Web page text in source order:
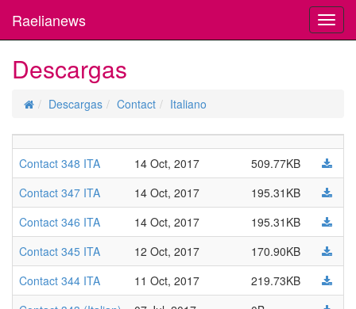
Raelianews
Descargas
Descargas Contact Italiano
Contact 348 ITA 14 Oct, 2017
509.77KB
Contact 347 ITA
14 Oct, 2017
195.31KB
Contact 346 ITA
14 Oct, 2017
195.31KB
Contact 345 ITA
12 Oct, 2017
170.90KB
Contact 344 ITA
11 Oct, 2017
219.73KB